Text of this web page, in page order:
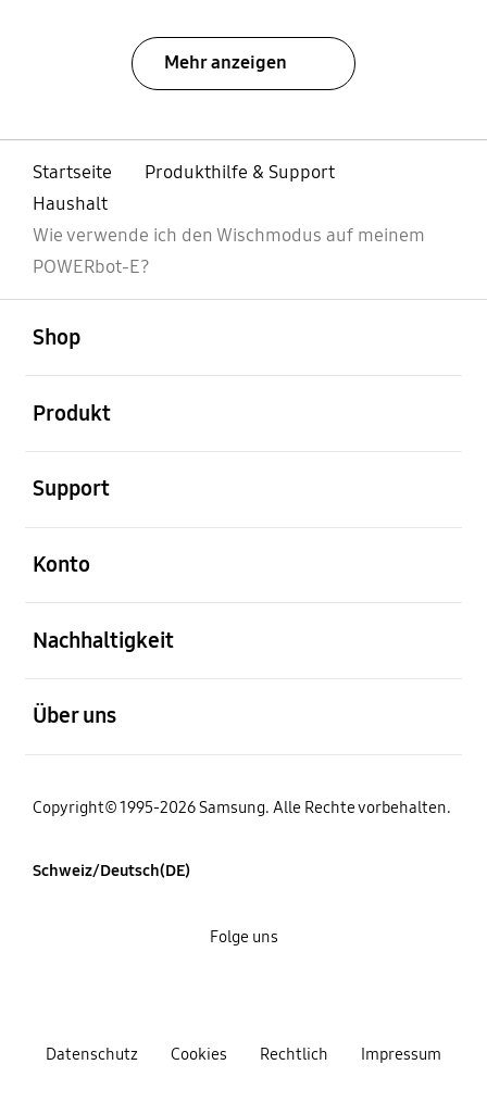
Mehr anzeigen
Startseite
Produkthilfe & Support
Haushalt
Wie verwende ich den Wischmodus auf meinem
POWERbot-E?
Shop
Produkt
Support
Konto
Nachhaltigkeit
Über uns
Copyright© 1995-2026 Samsung. Alle Rechte vorbehalten.
Schweiz/Deutsch(DE)
Datenschutz Cookies Rechtlich Impressum
Folge uns